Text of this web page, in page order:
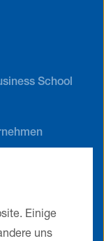
Einige
uns
School